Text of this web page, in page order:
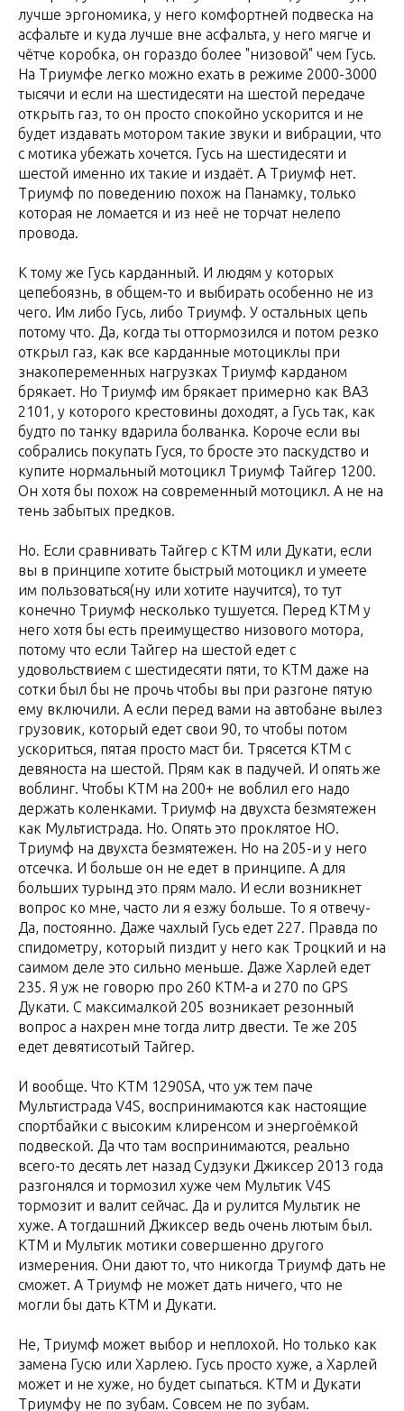
лучше эргономика, у него комфортней подвеска на
асфальте и куда лучше вне асфальта, у него мягче и
чётче коробка, он гораздо более "низовой" чем Гусь.
На Триумфе легко можно ехать в режиме 2000-3000
тысячи и если на шестидесяти на шестой передаче
открыть газ, то он просто спокойно ускорится и не
будет издавать мотором такие звуки и вибрации, что
с мотика убежать хочется. Гусь на шестидесяти и
шестой именно их такие и издаёт. А Триумф нет.
Триумф по поведению похож на Панамку, только
которая не ломается и из неё не торчат нелепо
провода.
К тому же Гусь карданный. И людям у которых
цепебоязнь, в общем-то и выбирать особенно не из
чего. Им либо Гусь, либо Триумф. У остальных цепь
потому что. Да, когда ты оттормозился и потом резко
открыл газ, как все карданные мотоциклы при
знакопеременных нагрузках Триумф карданом
брякает. Но Триумф им брякает примерно как ВАЗ
2101, у которого крестовины доходят, а Гусь так, как
будто по танку вдарила болванка. Короче если вы
собрались покупать Гуся, то бросте это паскудство и
купите нормальный мотоцикл Триумф Тайгер 1200.
Он хотя бы похож на современный мотоцикл. А не на
тень забытых предков.
Но. Если сравнивать Тайгер с КТМ или Дукати, если
вы в принципе хотите быстрый мотоцикл и умеете
им пользоваться(ну или хотите научится), то тут
конечно Триумф несколько тушуется. Перед КТМ у
него хотя бы есть преимущество низового мотора,
потому что если Тайгер на шестой едет с
удовольствием с шестидесяти пяти, то КТМ даже на
сотки был бы не прочь чтобы вы при разгоне пятую
ему включили. А если перед вами на автобане вылез
грузовик, который едет свои 90, то чтобы потом
ускориться, пятая просто маст би. Трясется КТМ с
девяноста на шестой. Прям как в падучей. И опять же
воблинг. Чтобы КТМ на 200+ не воблил его надо
держать коленками. Триумф на двухста безмятежен
как Мультистрада. Но. Опять это проклятое НО.
Триумф на двухста безмятежен. Но на 205-и у него
отсечка. И больше он не едет в принципе. А для
больших турынд это прям мало. И если возникнет
вопрос ко мне, часто ли я езжу больше. То я отвечу-
Да, постоянно. Даже чахлый Гусь едет 227. Правда по
спидометру, который пиздит у него как Троцкий и на
саимом деле это сильно меньше. Даже Харлей едет
235. Я уж не говорю про 260 КТМ-а и 270 по GPS
Дукати. С максималкой 205 возникает резонный
вопрос а нахрен мне тогда литр двести. Те же 205
едет девятисотый Тайгер.
И вообще. Что КТМ 1290SA, что уж тем паче
Мультистрада V4S, воспринимаются как настоящие
спортбайки с высоким клиренсом и энергоёмкой
подвеской. Да что там воспринимаются, реально
всего-то десять лет назад Судзуки Джиксер 2013 года
разгонялся и тормозил хуже чем Мультик V4S
тормозит и валит сейчас. Да и рулится Мультик не
хуже. А тогдашний Джиксер ведь очень лютым был.
КТМ и Мультик мотики совершенно другого
измерения. Они дают то, что никогда Триумф дать не
сможет. А Триумф не может дать ничего, что не
могли бы дать КТМ и Дукати.
Не, Триумф может выбор и неплохой. Но только как
замена Гусю или Харлею. Гусь просто хуже, а Харлей
может и не хуже, но будет сыпаться. КТМ и Дукати
Триумфу не по зубам. Совсем не по зубам.